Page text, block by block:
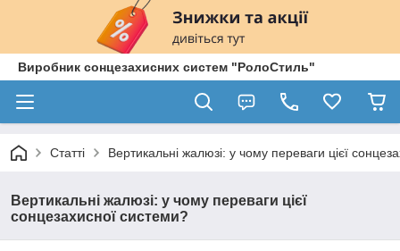
Виробник сонцезахисних систем "РолоСтиль"
Статті Вертикальні жалюзі: у чому переваги цієї
Вертикальні жалюзі: у чому переваги цієї
сонцезахисної системи?